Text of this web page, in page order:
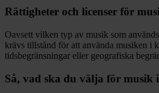
Rättigheter och licenser för
Oavsett vilken typ av musik som
krävs tillstånd för att använda musiken i
tidsbegränsningar eller geografiska
Så, vad ska du välja för musik